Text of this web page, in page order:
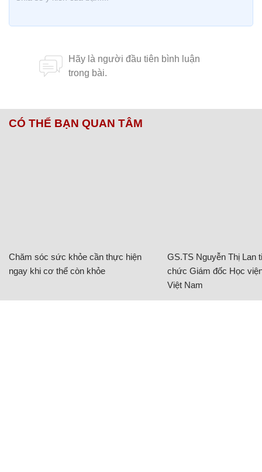
CÓ THỂ BẠN QUAN TÂM
Chăm sóc sức khỏe cần thực hiện
ngay khi cơ thể còn khỏe
GS.TS Nguyễn Thị Lan
chức Giám đốc Học
Việt Nam